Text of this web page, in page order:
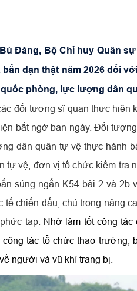
Đăng, Bộ Chỉ huy Quân
đạn thật năm 2026 đối
phòng, lực lượng dân
đối tượng sĩ quan thực hiện
bất ngờ ban ngày. Đối
dân quân tự vệ thực hành
tự vệ, đơn vị tổ chức kiểm tra
súng ngắn K54 bài 2 và 2b
chiến đấu, chú trọng nâng
tạp. Nhờ làm tốt công tác
tác tổ chức thao trường,
người và vũ khí trang bị.